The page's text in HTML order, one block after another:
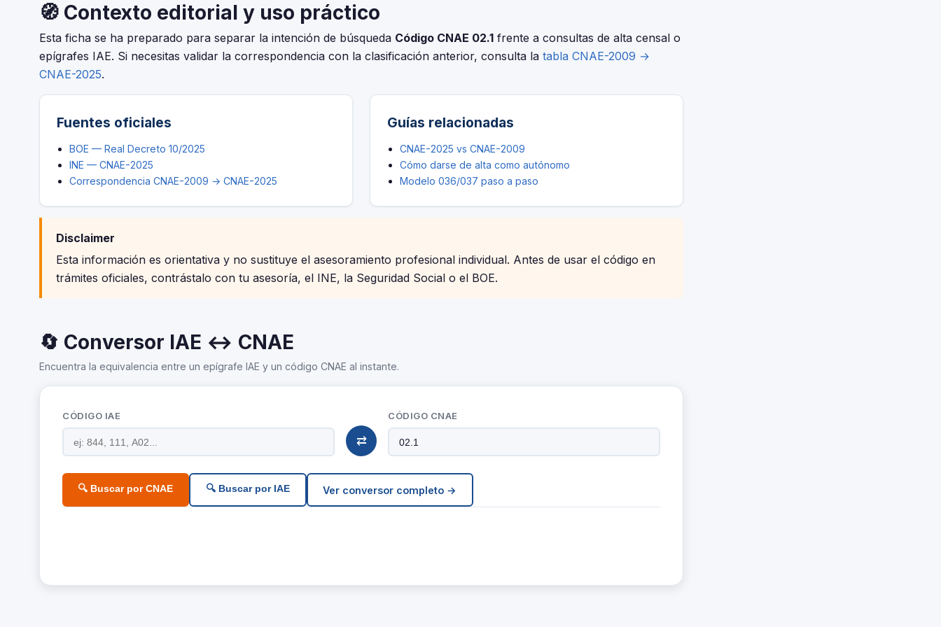
🧭 Contexto editorial y uso práctico
Esta ficha se ha preparado para separar la intención de búsqueda Código CNAE 02.1 frente a consultas de alta censal o
epígrafes IAE. Si necesitas validar la correspondencia con la clasificación anterior, consulta la tabla CNAE-2009 →
CNAE-2025.
Fuentes oficiales
BOE — Real Decreto 10/2025
INE — CNAE-2025
Correspondencia CNAE-2009 → CNAE-2025
Guías relacionadas
CNAE-2025 vs CNAE-2009
Cómo darse de alta como autónomo
Modelo 036/037 paso a paso
Disclaimer
Esta información es orientativa y no sustituye el asesoramiento profesional individual. Antes de usar el código en
trámites oficiales, contrástalo con tu asesoría, el INE, la Seguridad Social o el BOE.
🔄 Conversor IAE ↔ CNAE
Encuentra la equivalencia entre un epígrafe IAE y un código CNAE al instante.
CÓDIGO IAE
⇄
CÓDIGO CNAE
🔍 Buscar por CNAE 🔍 Buscar por IAE Ver conversor completo →